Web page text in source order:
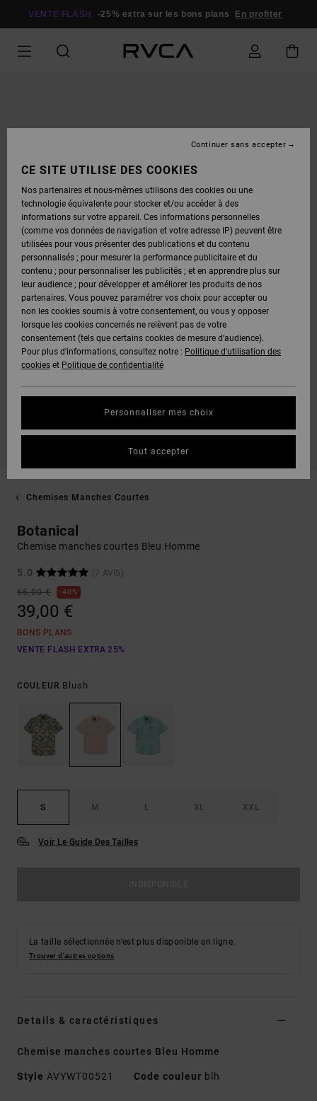
VENTE FLASH -25% extra sur les bons plans En profiter
Chemises Manches Courtes
Botanical
Chemise manches courtes Bleu Homme
5.0
(7 AVIS)
65,00 €
40%
39,00 €
BONS PLANS
VENTE FLASH EXTRA 25%
COULEUR Blush
S M L XL XXL
Voir Le Guide Des Tailles
La taille sélectionnée n'est plus disponible en ligne.
Trouver d'autres options
Details & caractéristiques
Chemise manches courtes Bleu Homme
Style AVYWT00521 Code couleur blh
CE SITE UTILISE DES COOKIES
Nos partenaires et nous-mêmes utilisons des cookies ou une
technologie équivalente pour stocker et/ou accéder à des
informations sur votre appareil. Ces informations personnelles
(comme vos données de navigation et votre adresse IP) peuvent être
utilisées pour vous présenter des publications et du contenu
personnalisés ; pour mesurer la performance publicitaire et du
contenu ; pour personnaliser les publicités ; et en apprendre plus sur
leur audience ; pour développer et améliorer les produits de nos
partenaires. Vous pouvez paramétrer vos choix pour accepter ou
non les cookies soumis à votre consentement, ou vous y opposer
lorsque les cookies concernés ne relèvent pas de votre
consentement (tels que certains cookies de mesure d’audience).
Pour plus d'informations, consultez notre : Politique d'utilisation des
cookies et Politique de confidentialité
Personnaliser mes choix
Continuer sans accepter
Tout accepter